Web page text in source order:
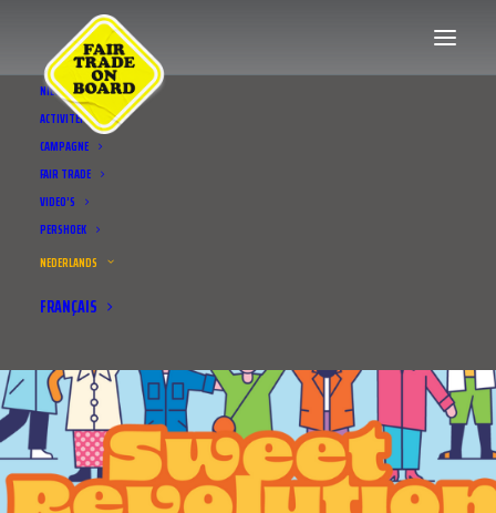
NIEUWS
ACTIVITEITEN
CAMPAGNE
FAIR TRADE
VIDEO’S
PERSHOEK
NEDERLANDS
FRANÇAIS